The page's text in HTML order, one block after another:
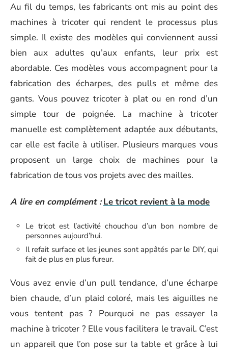
Au fil du temps, les fabricants ont mis au point des
machines à tricoter qui rendent le processus plus
simple. Il existe des modèles qui conviennent aussi
bien aux adultes qu’aux enfants, leur prix est
abordable. Ces modèles vous accompagnent pour la
fabrication des écharpes, des pulls et même des
gants. Vous pouvez tricoter à plat ou en rond d’un
simple tour de poignée. La machine à tricoter
manuelle est complètement adaptée aux débutants,
car elle est facile à utiliser. Plusieurs marques vous
proposent un large choix de machines pour la
fabrication de tous vos projets avec des mailles.
A lire en complément : Le tricot revient à la mode
Le tricot est l’activité chouchou d’un bon nombre de
personnes aujourd’hui.
Il refait surface et les jeunes sont appâtés par le DIY, qui
fait de plus en plus fureur.
Vous avez envie d’un pull tendance, d’une écharpe
bien chaude, d’un plaid coloré, mais les aiguilles ne
vous tentent pas ? Pourquoi ne pas essayer la
machine à tricoter ? Elle vous facilitera le travail. C’est
un appareil que l’on pose sur la table et grâce à lui